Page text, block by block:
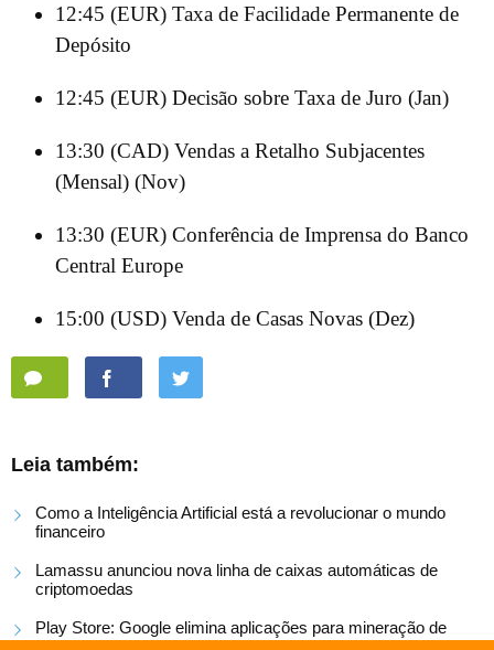
12:45 (EUR) Taxa de Facilidade Permanente de
Depósito
12:45 (EUR) Decisão sobre Taxa de Juro (Jan)
13:30 (CAD) Vendas a Retalho Subjacentes
(Mensal) (Nov)
13:30 (EUR) Conferência de Imprensa do Banco
Central Europe
15:00 (USD) Venda de Casas Novas (Dez)
Leia também:
Como a Inteligência Artificial está a revolucionar o mundo
financeiro
Lamassu anunciou nova linha de caixas automáticas de
criptomoedas
Play Store: Google elimina aplicações para mineração de
criptomoedas